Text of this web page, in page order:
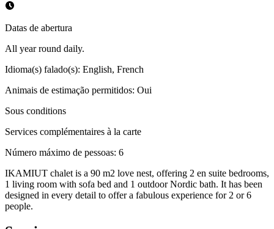
Datas de abertura
All year round daily.
Idioma(s) falado(s): English, French
Animais de estimação permitidos: Oui
Sous conditions
Services complémentaires à la carte
Número máximo de pessoas: 6
IKAMIUT chalet is a 90 m2 love nest, offering 2 en suite bedrooms,
1 living room with sofa bed and 1 outdoor Nordic bath. It has been
designed in every detail to offer a fabulous experience for 2 or 6
people.